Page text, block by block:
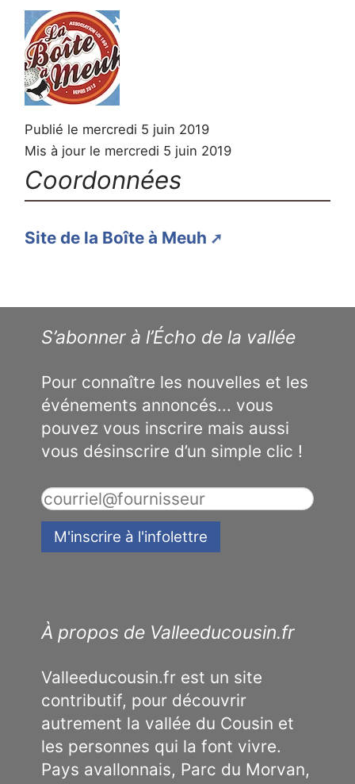
Publié le mercredi 5 juin 2019
Mis à jour le mercredi 5 juin 2019
Coordonnées
Site de la Boîte à Meuh
S’abonner à l’Écho de la vallée
Pour connaître les nouvelles et les
événements annoncés... vous
pouvez vous inscrire mais aussi
vous désinscrire d’un simple clic !
À propos de Valleeducousin.fr
Valleeducousin.fr est un site
contributif, pour découvrir
autrement la vallée du Cousin et
les personnes qui la font vivre.
Pays avallonnais, Parc du Morvan,